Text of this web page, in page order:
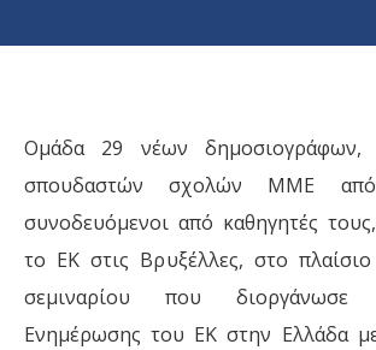
Ομάδα 29 νέων δημοσιογράφων,
σπουδαστών σχολών ΜΜΕ
συνοδευόμενοι από καθηγητές
το ΕΚ στις Βρυξέλλες, στο
σεμιναρίου που
Ενημέρωσης του ΕΚ στην Ελλάδα